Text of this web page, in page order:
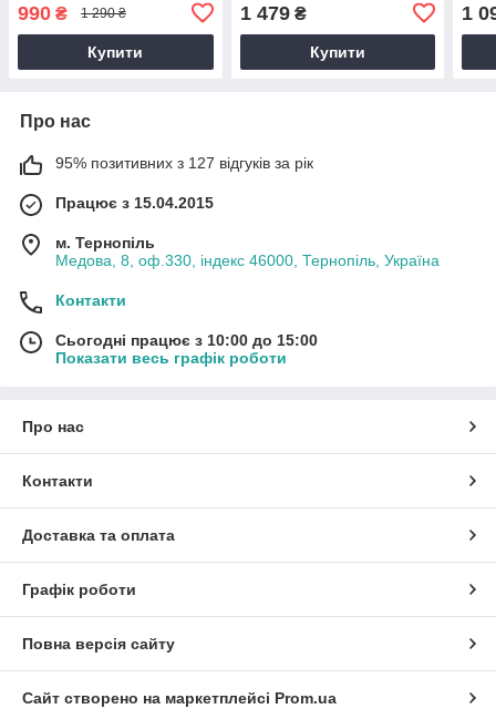
990 ₴ 1 290 ₴
Купити
1 479₴
Купити
1
Про нас
95% позитивних з 127 відгуків за рік
Працює з 15.04.2015
м. Тернопіль
Медова, 8, оф.330, індекс 46000, Тернопіль, Україна
Контакти
Сьогодні працює з 10:00 до 15:00
Показати весь графік роботи
Про нас
Контакти
Доставка та оплата
Графік роботи
Повна версія сайту
Сайт створено на маркетплейсі Prom.ua